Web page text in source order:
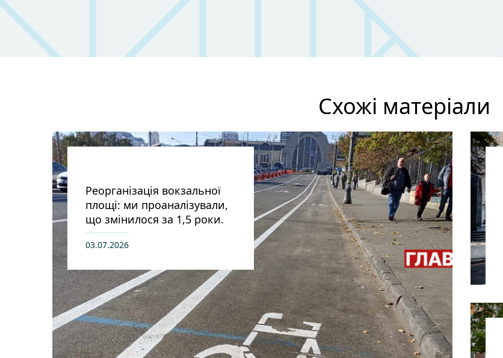
Схожі матеріали
Реорганізація вокзальної
площі: ми проаналізували,
що змінилося за 1,5 роки.
03.07.2026